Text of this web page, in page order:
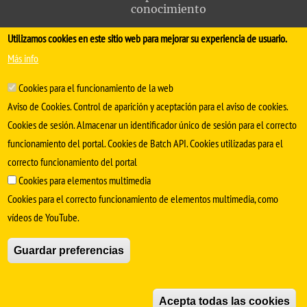
conocimiento
FACULTAD DE MEDICINA
Conserjería:954 55 98 30- Secretaría .facmedinfo@us.es
SÍGUENOS EN
Utilizamos cookies en este sitio web para mejorar su experiencia de usuario.
Más info
Cookies para el funcionamiento de la web
Aviso de Cookies. Control de aparición y aceptación para el aviso de cookies.
Cookies de sesión. Almacenar un identificador único de sesión para el correcto
funcionamiento del portal. Cookies de Batch API. Cookies utilizadas para el
correcto funcionamiento del portal
Cookies para elementos multimedia
Cookies para el correcto funcionamiento de elementos multimedia, como
vídeos de YouTube.
Guardar preferencias
Acepta todas las cookies